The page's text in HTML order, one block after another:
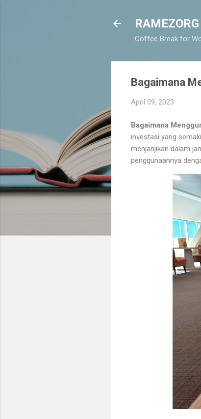
RAMEZORG
Coffee Break for
Bagaimana
April 09, 2023
Bagaimana
investasi yang
menjanjikan dalam
penggunaannya